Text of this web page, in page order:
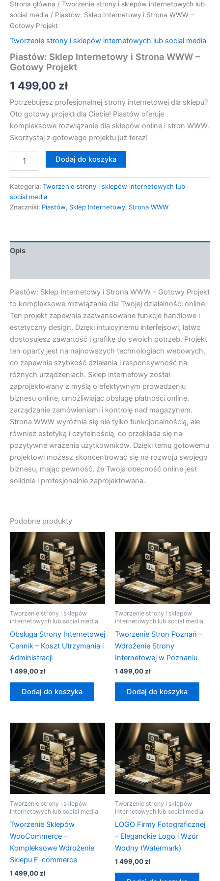
Strona główna / Tworzenie strony i sklepów internetowych lub
social media / Piastów: Sklep Internetowy i Strona WWW –
Gotowy Projekt
Tworzenie strony i sklepów internetowych lub social media
Piastów: Sklep Internetowy i Strona WWW –
Gotowy Projekt
1 499,00 zł
Potrzebujesz profesjonalnej strony internetowej dla sklepu?
Oto gotowy projekt dla Ciebie! Piastów oferuje
kompleksowe rozwiązanie dla sklepów online i stron WWW.
Skorzystaj z gotowego projektu już teraz!
Dodaj do koszyka
Kategoria: Tworzenie strony i sklepów internetowych lub
social media
Znaczniki: Piastów, Sklep Internetowy, Strona WWW
Opis
Piastów: Sklep Internetowy i Strona WWW – Gotowy Projekt
to kompleksowe rozwiązanie dla Twojej działalności online.
Ten projekt zapewnia zaawansowane funkcje handlowe i
estetyczny design. Dzięki intuicyjnemu interfejsowi, łatwo
dostosujesz zawartość i grafikę do swoich potrzeb. Projekt
ten oparty jest na najnowszych technologiach webowych,
co zapewnia szybkość działania i responsywność na
różnych urządzeniach. Sklep internetowy został
zaprojektowany z myślą o efektywnym prowadzeniu
biznesu online, umożliwiając obsługę płatności online,
zarządzanie zamówieniami i kontrolę nad magazynem.
Strona WWW wyróżnia się nie tylko funkcjonalnością, ale
również estetyką i czytelnością, co przekłada się na
pozytywne wrażenia użytkowników. Dzięki temu gotowemu
projektowi możesz skoncentrować się na rozwoju swojego
biznesu, mając pewność, że Twoja obecność online jest
solidnie i profesjonalnie zaprojektowana.
Podobne produkty
Tworzenie strony i sklepów
internetowych lub social media
Obsługa Strony Internetowej
Cennik – Koszt Utrzymania i
Administracji
1 499,00zł
Dodaj do koszyka
Tworzenie strony i sklepów
internetowych lub social media
Tworzenie Stron Poznań –
Wdrożenie Strony
Internetowej w Poznaniu
1 499,00zł
Dodaj do koszyka
Tworzenie strony i sklepów
internetowych lub social media
Tworzenie Sklepów
WooCommerce –
Kompleksowe Wdrożenie
Sklepu E-commerce
1 499,00zł
Tworzenie strony i sklepów
internetowych lub social media
LOGO Firmy Fotograficznej
– Eleganckie Logo i Wzór
Wodny (Watermark)
1 499,00zł